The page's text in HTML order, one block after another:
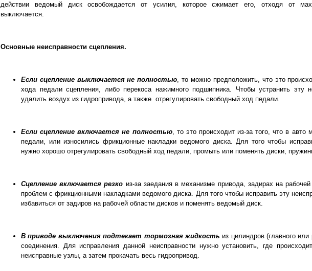
действии ведомый диск освобождается от усилия, которое сжимает его, отходя от
выключается.
Основные неисправности сцепления.
Если сцепление выключается не полностью, то можно предположить, что это
хода педали сцепления, либо перекоса нажимного подшипника. Чтобы устранить эту
удалить воздух из гидропривода, а также отрегулировать свободный ход педали.
Если сцепление включается не полностью, то это происходит из-за того, что в
педали, или износились фрикционные накладки ведомого диска. Для того чтобы
нужно хорошо отрегулировать свободный ход педали, промыть или поменять диски,
Сцепление включается резко из-за заедания в механизме привода, задирах на
проблем с фрикционными накладками ведомого диска. Для того чтобы исправить эту
избавиться от задиров на рабочей области дисков и поменять ведомый диск.
В приводе выключения подтекает тормозная жидкость из цилиндров (главного или
соединения. Для исправления данной неисправности нужно установить, где
неисправные узлы, а затем прокачать весь гидропривод.